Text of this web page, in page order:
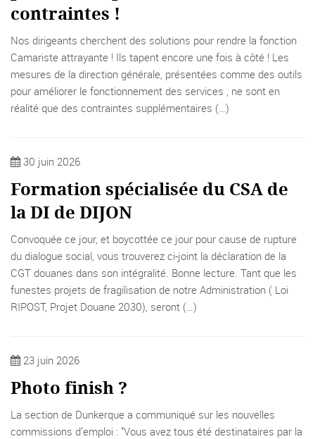
contraintes !
Nos dirigeants cherchent des solutions pour rendre la fonction
Camariste attrayante ! Ils tapent encore une fois à côté ! Les
mesures de la direction générale, présentées comme des outils
pour améliorer le fonctionnement des services , ne sont en
réalité que des contraintes supplémentaires (…)
30 juin 2026
Formation spécialisée du CSA de
la DI de DIJON
Convoquée ce jour, et boycottée ce jour pour cause de rupture
du dialogue social, vous trouverez ci-joint la déclaration de la
CGT douanes dans son intégralité. Bonne lecture. Tant que les
funestes projets de fragilisation de notre Administration ( Loi
RIPOST, Projet Douane 2030), seront (…)
23 juin 2026
Photo finish ?
La section de Dunkerque a communiqué sur les nouvelles
commissions d’emploi : "Vous avez tous été destinataires par la